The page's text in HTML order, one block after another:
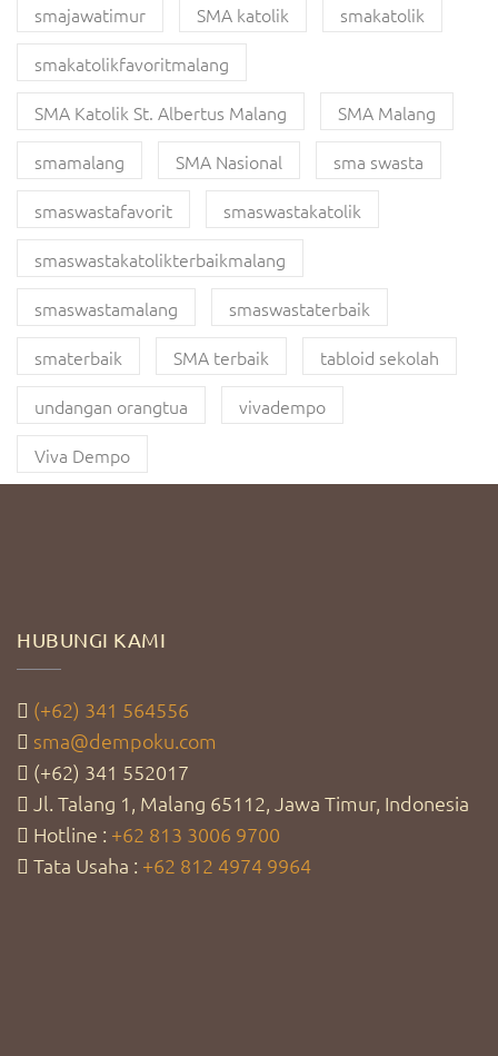
smajawatimur
SMA katolik
smakatolik
smakatolikfavoritmalang
SMA Katolik St. Albertus Malang
SMA Malang
smamalang
SMA Nasional
sma swasta
smaswastafavorit
smaswastakatolik
smaswastakatolikterbaikmalang
smaswastamalang
smaswastaterbaik
smaterbaik
SMA terbaik
tabloid sekolah
undangan orangtua
vivadempo
Viva Dempo
HUBUNGI KAMI
(+62) 341 564556
sma@dempoku.com
(+62) 341 552017
Jl. Talang 1, Malang 65112, Jawa Timur, Indonesia
Hotline : +62 813 3006 9700
Tata Usaha : +62 812 4974 9964